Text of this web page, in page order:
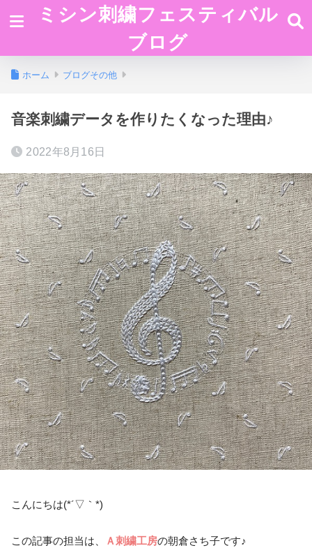
ミシン刺繍フェスティバル
ブログ
ホーム ブログその他
音楽刺繍データを作りたくなった理由♪
2022年8月16日
こんにちは(*´▽｀*)
この記事の担当は、 Ａ刺繍工房の朝倉さち子です♪